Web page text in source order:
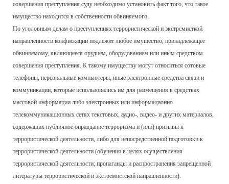
совершения преступления суду необходимо установить факт того, что такое
имущество находится в собственности обвиняемого.
По уголовным делам о преступлениях террористической и экстремисткой
направленности конфискации подлежит любое имущество, принадлежащее
обвиняемому, являющееся орудием, оборудованием или иным средством
совершения преступления. К такому имуществу могут относиться сотовые
телефоны, персональные компьютеры, иные электронные средства связи и
коммуникации, которые использовались им для размещения в средствах
массовой информации либо электронных или информационно-
телекоммуникационных сетях текстовых, аудио-, видео- и других материалов,
содержащих публичное оправдание терроризма и (или) призывы к
террористической деятельности, либо для непосредственной подготовки к
террористической деятельности (обучения в целях осуществления
террористической деятельности; пропаганды и распространения запрещенной
литературы террористической и экстремистской направленности).